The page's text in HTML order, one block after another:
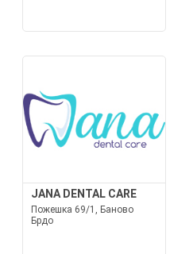
JANA DENTAL CARE
Пожешка 69/1, Баново
Брдо